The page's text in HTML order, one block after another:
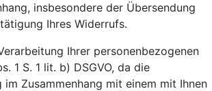
insbesondere der Übersendung
Ihres Widerrufs.
Ihrer personenbezogenen
1 S. 1 lit. b) DSGVO, da die
Zusammenhang mit einem mit Ihnen